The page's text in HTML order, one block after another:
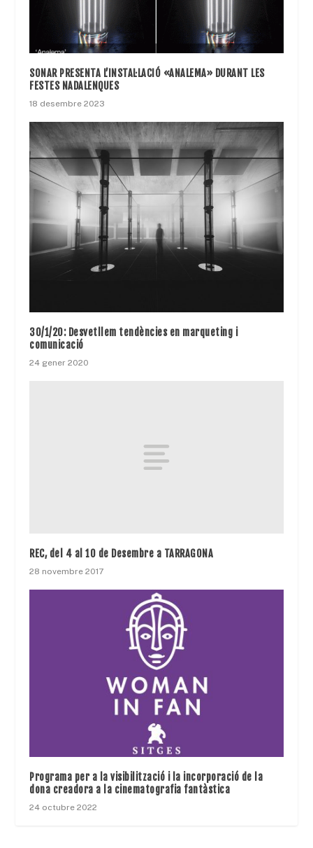
SONAR PRESENTA L’INSTAL·LACIÓ «ANALEMA» DURANT LES
FESTES NADALENQUES
18 desembre 2023
30/1/20: Desvetllem tendències en marqueting i
comunicació
24 gener 2020
REC, del 4 al 10 de Desembre a TARRAGONA
28 novembre 2017
Programa per a la visibilització i la incorporació de la
dona creadora a la cinematografia fantàstica
24 octubre 2022